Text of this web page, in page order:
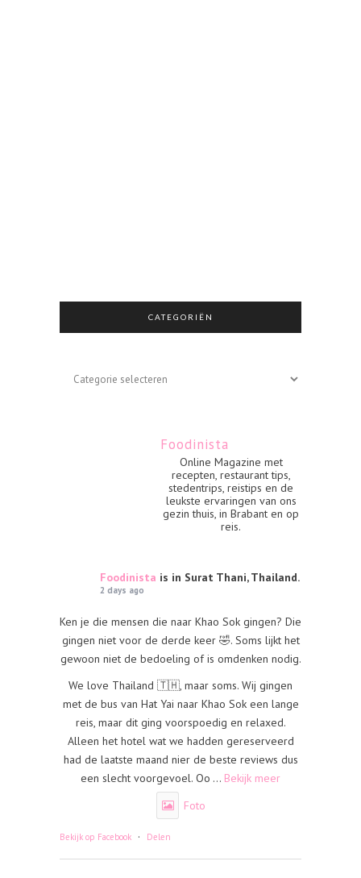
CATEGORIËN
Categoriën
Foodinista
Online Magazine met
recepten, restaurant tips,
stedentrips, reistips en de
leukste ervaringen van ons
gezin thuis, in Brabant en op
reis.
Foodinista is in Surat Thani, Thailand.
2 days ago
Ken je die mensen die naar Khao Sok gingen? Die
gingen niet voor de derde keer 🤣. Soms lijkt het
gewoon niet de bedoeling of is omdenken nodig.
We love Thailand 🇹🇭, maar soms. Wij gingen
met de bus van Hat Yai naar Khao Sok een lange
reis, maar dit ging voorspoedig en relaxed.
Alleen het hotel wat we hadden gereserveerd
had de laatste maand nier de beste reviews dus
een slecht voorgevoel. Oo ... Bekijk meer
Foto
Bekijk op Facebook · Delen